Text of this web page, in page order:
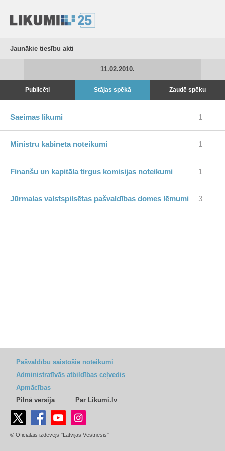
Jaunākie tiesību akti
11.02.2010.
Publicēti Stājas spēkā Zaudē spēku
Saeimas likumi 1
Ministru kabineta noteikumi 1
Finanšu un kapitāla tirgus komisijas noteikumi 1
Jūrmalas valstspilsētas pašvaldības domes lēmumi 3
Pašvaldību saistošie noteikumi
Administratīvās atbildības ceļvedis
Apmācības
Pilnā versija
Par Likumi.lv
© Oficiālais izdevējs "Latvijas Vēstnesis"